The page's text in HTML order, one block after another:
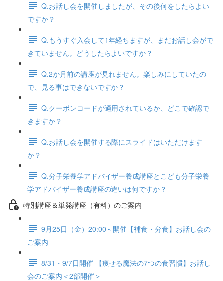
Q.お話し会を開催しましたが、その後何をしたらよい
ですか？
Q.もうすぐ入会して1年経ちますが、まだお話し会がで
きていません。どうしたらよいですか？
Q.2か月前の講座が見れません。楽しみにしていたの
で、見る事はできないですか？
Q.クーポンコードが適用されているか、どこで確認で
きますか？
Q.お話し会を開催する際にスライドはいただけます
か？
Q.分子栄養学アドバイザー養成講座とこども分子栄養
学アドバイザー養成講座の違いは何ですか？
特別講座＆単発講座（有料）のご案内
9月25日（金）20:00～開催【補食・分食】お話し会の
ご案内
8/31・9/7日開催 【痩せる魔法の7つの食習慣】お話し
会のご案内＜2部開催＞